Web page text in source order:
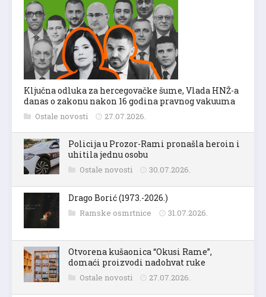
Ključna odluka za hercegovačke šume, Vlada HNŽ-a
danas o zakonu nakon 16 godina pravnog vakuuma
Ostale novosti 27.07.2026.
Policija u Prozor-Rami pronašla heroin i
uhitila jednu osobu
Ostale novosti 30.07.2026.
Drago Borić (1973.-2026.)
Ramske osmrtnice 31.07.2026.
Otvorena kušaonica “Okusi Rame”,
domaći proizvodi nadohvat ruke
Ostale novosti 27.07.2026.